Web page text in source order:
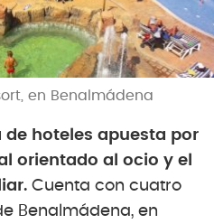
en Benalmádena
de hoteles apuesta por
orientado al ocio y el
Cuenta con cuatro
Benalmádena, en